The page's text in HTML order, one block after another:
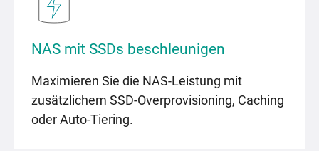
NAS mit SSDs beschleunigen
Maximieren Sie die NAS-Leistung mit
zusätzlichem SSD-Overprovisioning, Caching
oder Auto-Tiering.